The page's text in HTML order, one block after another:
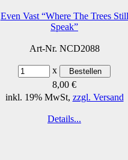
Even Vast “Where The Trees Still
Speak”
Art-Nr. NCD2088
x
8,00 €
inkl. 19% MwSt, zzgl. Versand
Details...